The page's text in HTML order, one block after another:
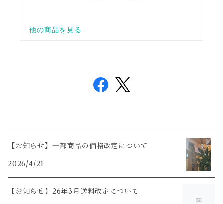
【お知らせ】一部商品の価格改定について
2026/4/21
【お知らせ】26年3月送料改定について